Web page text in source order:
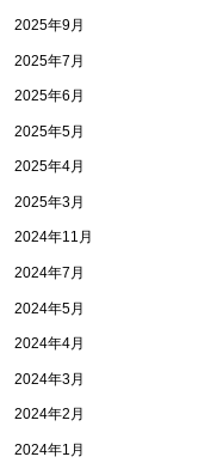
2025年9月
2025年7月
2025年6月
2025年5月
2025年4月
2025年3月
2024年11月
2024年7月
2024年5月
2024年4月
2024年3月
2024年2月
2024年1月